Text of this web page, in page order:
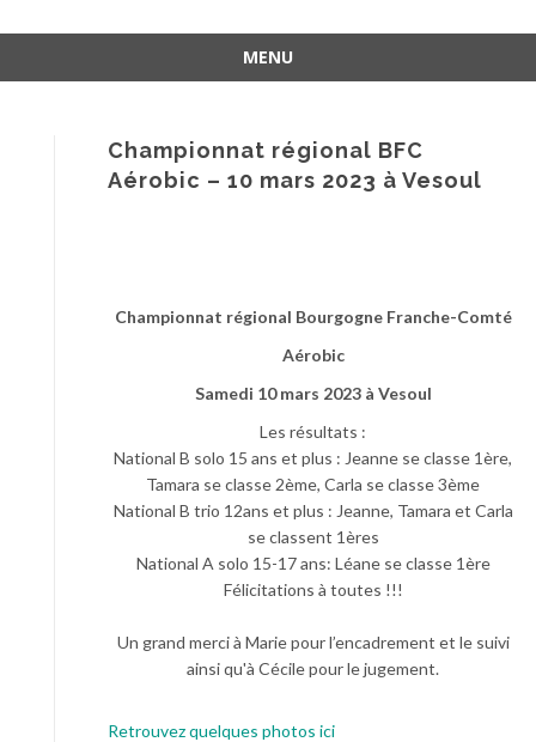
MENU
Championnat régional BFC
Aérobic – 10 mars 2023 à Vesoul
Championnat régional Bourgogne Franche-Comté
Aérobic
Samedi 10 mars 2023 à Vesoul
Les résultats :
National B solo 15 ans et plus : Jeanne se classe 1ère,
Tamara se classe 2ème, Carla se classe 3ème
National B trio 12ans et plus : Jeanne, Tamara et Carla
se classent 1ères
National A solo 15-17 ans: Léane se classe 1ère
Félicitations à toutes !!!
Un grand merci à Marie pour l’encadrement et le suivi
ainsi qu'à Cécile pour le jugement.
Retrouvez quelques photos ici